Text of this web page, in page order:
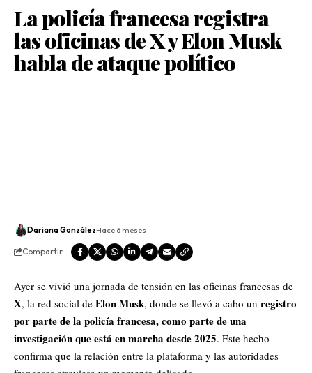
La policía francesa registra
las oficinas de X y Elon Musk
habla de ataque político
Dariana GonzálezHace 6 meses
Compartir
Ayer se vivió una jornada de tensión en las oficinas francesas de
X, la red social de Elon Musk, donde se llevó a cabo un registro
por parte de la policía francesa, como parte de una
investigación que está en marcha desde 2025. Este hecho
confirma que la relación entre la plataforma y las autoridades